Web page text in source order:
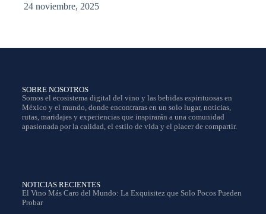
24 noviembre, 2025
SOBRE NOSOTROS
Somos el ecosistema digital del vino y las bebidas espirituosas en
México y el mundo, donde encontraras en un solo lugar, noticias,
rutas, maridajes y experiencias que inspirarán a una comunidad
apasionada por la calidad, el estilo de vida y el placer de compartir.
NOTICIAS RECIENTES
El Vino Más Caro del Mundo: La Exquisitez que Solo Pocos Pueden
Probar